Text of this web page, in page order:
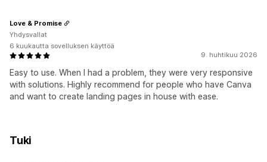
9. huhtikuu 2026
Easy to use. When I had a problem, they were very responsive
with solutions. Highly recommend for people who have Canva
and want to create landing pages in house with ease.
Love & Promise
Yhdysvallat
6 kuukautta sovelluksen käyttöä
Tuki